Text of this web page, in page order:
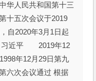
华人民共和国第十三
十五次会议于2019
自2020年3月1日起
习近平 2019年12
年12月29日第九
六次会议通过 根据